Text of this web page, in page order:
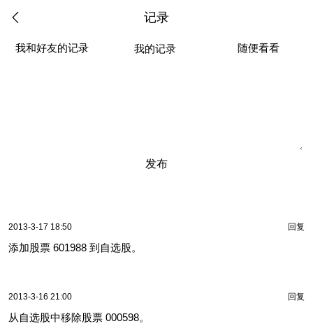
记录
我和好友的记录 我的记录 随便看看
发布
2013-3-17 18:50 回复
添加股票 601988 到自选股。
2013-3-16 21:00 回复
从自选股中移除股票 000598。